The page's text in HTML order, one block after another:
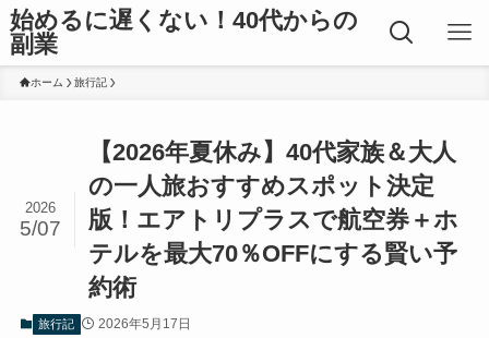
始めるに遅くない！40代からの
副業
ホーム 旅行記
【2026年夏休み】40代家族＆大人
の一人旅おすすめスポット決定
版！エアトリプラスで航空券＋ホ
テルを最大70％OFFにする賢い予
約術
2026
5/07
旅行記 2026年5月17日